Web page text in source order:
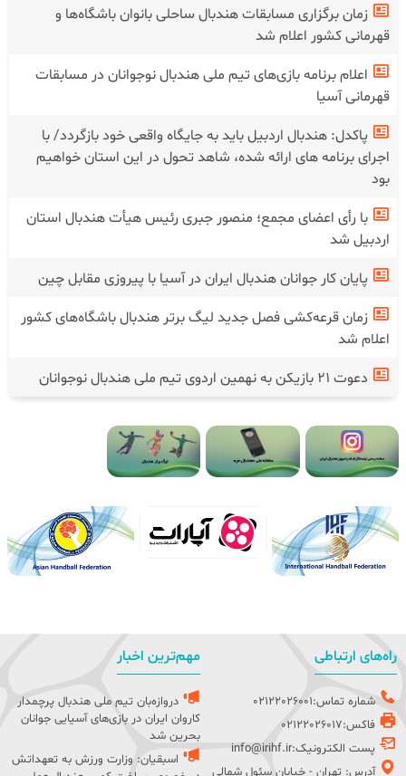
زمان برگزاری مسابقات هندبال ساحلی بانوان باشگاه‌ها و
قهرمانی کشور اعلام شد
اعلام برنامه بازی‌های تیم ملی هندبال نوجوانان در مسابقات
قهرمانی آسیا
پاکدل: هندبال اردبیل باید به جایگاه واقعی خود بازگردد/ با
اجرای برنامه های ارائه شده، شاهد تحول در این استان خواهیم
بود
با رأی اعضای مجمع؛ منصور جبری رئیس هیأت هندبال استان
اردبیل شد
پایان کار جوانان هندبال ایران در آسیا با پیروزی مقابل چین
زمان قرعه‌کشی فصل جدید لیگ برتر هندبال باشگاه‌های کشور
اعلام شد
دعوت ۲۱ بازیکن به نهمین اردوی تیم ملی هندبال نوجوانان
راه‌های ارتباطی
شماره تماس:02122026001
فاکس:02122026017
پست الکترونیک:info@irihf.ir
مهم‌ترین اخبار
دروازه‌بان تیم ملی هندبال پرچمدار
کاروان ایران در بازی‌های آسیایی جوانان
بحرین شد
اسبقیان: وزارت ورزش به تعهداتش